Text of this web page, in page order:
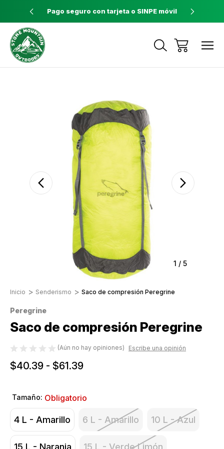
a $60 Pago seguro con tarjeta o SINPE móvil
1 / 5
Inicio Senderismo Saco de compresión Peregrine
Peregrine
Saco de compresión Peregrine
(Aún no hay opiniones) Escribe una opinión
$40.39 - $61.39
Tamaño: Obligatorio
4 L - Amarillo 6 L - Amarillo 10 L - Azul
15 L - Naranja 15 L - Verde Limón